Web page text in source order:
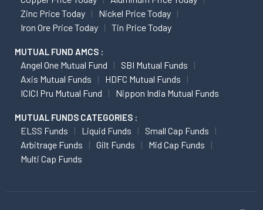
Zinc Price Today
Nickel Price Today
Iron Ore Price Today
Tin Price Today
MUTUAL FUND AMCS :
Angel One Mutual Fund
SBI Mutual Funds
Axis Mutual Funds
HDFC Mutual Funds
ICICI Pru Mutual Fund
Nippon India Mutual Funds
MUTUAL FUNDS CATEGORIES :
ELSS Funds Liquid Funds
Small Cap Funds
Arbitrage Funds
Gilt Funds
Mid Cap Funds
Multi Cap Funds